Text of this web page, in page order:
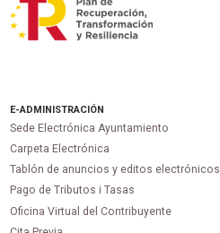
E-ADMINISTRACIÓN
Sede Electrónica Ayuntamiento
Carpeta Electrónica
Tablón de anuncios y editos electrónicos
Pago de Tributos i Tasas
Oficina Virtual del Contribuyente